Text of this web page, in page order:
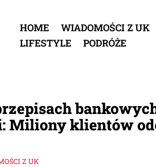
HOME WIADOMOŚCI Z UK
LIFESTYLE
PODRÓŻE
Miliony klientów
Z UK